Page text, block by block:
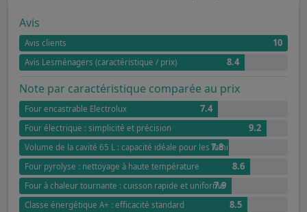
Avis
Avis clients 10
Avis Lesménagers (caractéristique / prix) 8.4
Note par caractéristique comparée au prix
Four encastrable Electrolux 7.4
Four électrique : simplicité et précision 9.2
Volume de la cavité 65 L : capacité idéale pour les familles
7.8
Four pyrolyse : nettoyage à haute température 8.6
Four à chaleur tournante : cuisson rapide et uniforme
7.9
Classe énergétique A+ : efficacité standard 8.5